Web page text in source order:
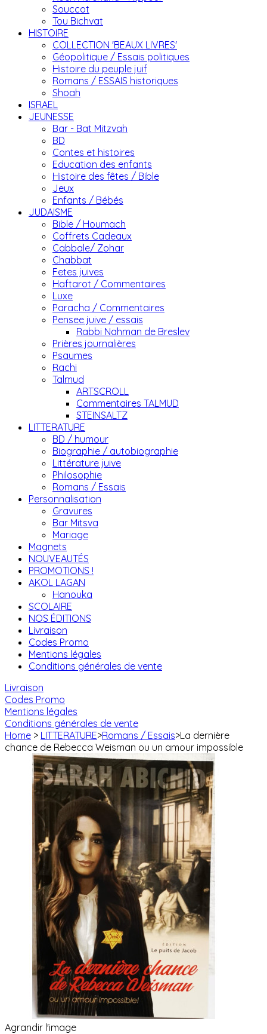
Souccot
Tou Bichvat
HISTOIRE
COLLECTION 'BEAUX LIVRES'
Géopolitique / Essais politiques
Histoire du peuple juif
Romans / ESSAIS historiques
Shoah
ISRAEL
JEUNESSE
Bar - Bat Mitzvah
BD
Contes et histoires
Education des enfants
Histoire des fêtes / Bible
Jeux
Enfants / Bébés
JUDAISME
Bible / Houmach
Coffrets Cadeaux
Cabbale/ Zohar
Chabbat
Fetes juives
Haftarot / Commentaires
Luxe
Paracha / Commentaires
Pensee juive / essais
Rabbi Nahman de Breslev
Prières journalières
Psaumes
Rachi
Talmud
ARTSCROLL
Commentaires TALMUD
STEINSALTZ
LITTERATURE
BD / humour
Biographie / autobiographie
Littérature juive
Philosophie
Romans / Essais
Personnalisation
Gravures
Bar Mitsva
Mariage
Magnets
NOUVEAUTÉS
PROMOTIONS !
AKOL LAGAN
Hanouka
SCOLAIRE
NOS ÉDITIONS
Livraison
Codes Promo
Mentions légales
Conditions générales de vente
Livraison
Codes Promo
Mentions légales
Conditions générales de vente
Home > LITTERATURE>Romans / Essais>La dernière
chance de Rebecca Weisman ou un amour impossible
Agrandir l'image